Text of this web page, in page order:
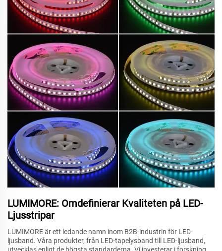
LUMIMORE: Omdefinierar Kvaliteten på LED-
Ljusstripar
LUMIMORE är ett ledande namn inom B2B-industrin för LED-
ljusband. Våra produkter, från LED-tapelysband till LED-ljusband,